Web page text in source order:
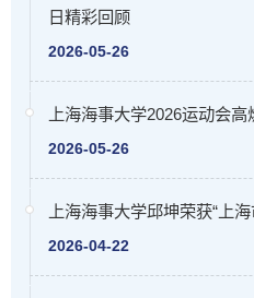
日精彩回顾
2026-05-26
上海海事大学2026运动会高
2026-05-26
上海海事大学邱坤荣获“上
2026-04-22